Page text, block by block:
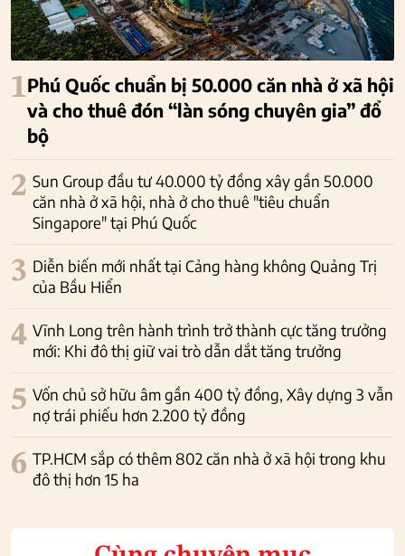
1Phú Quốc chuẩn bị 50.000 căn nhà ở xã hội
và cho thuê đón “làn sóng chuyên gia” đổ
bộ
2 Sun Group đầu tư 40.000 tỷ đồng xây gần 50.000
căn nhà ở xã hội, nhà ở cho thuê "tiêu chuẩn
Singapore" tại Phú Quốc
3 Diễn biến mới nhất tại Cảng hàng không Quảng Trị
của Bầu Hiển
4 Vĩnh Long trên hành trình trở thành cực tăng trưởng
mới: Khi đô thị giữ vai trò dẫn dắt tăng trưởng
5 Vốn chủ sở hữu âm gần 400 tỷ đồng, Xây dựng 3 vẫn
nợ trái phiếu hơn 2.200 tỷ đồng
6 TP.HCM sắp có thêm 802 căn nhà ở xã hội trong khu
đô thị hơn 15 ha